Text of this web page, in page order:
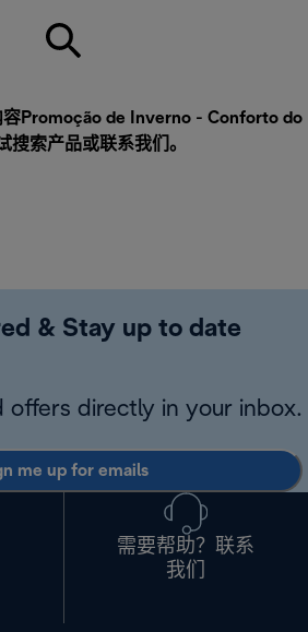
Promoção de Inverno - Conforto do
搜索产品或联系我们 。
& Stay up to date
offers directly in your inbox.
me up for emails
需要帮助？联系
我们